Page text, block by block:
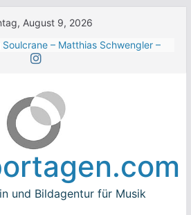
August 9, 2026
Soulcrane – Matthias Schwengler –
Walter Trout Band beim Winterbach
Zeltspektakel 2026
The Cinelli Brothers beim
Winterbach Zeltspektakel 2026
Jean-Michel Jarre bei den jazz open
Modena auf der Piazza Roma 2026
und Bildagentur für Musik